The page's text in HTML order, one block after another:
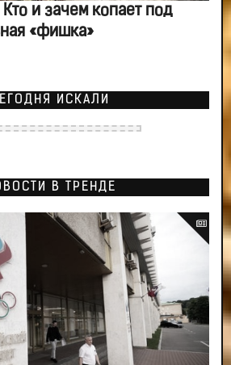
и зачем копает под
«фишка»
ИСКАЛИ
В ТРЕНДЕ